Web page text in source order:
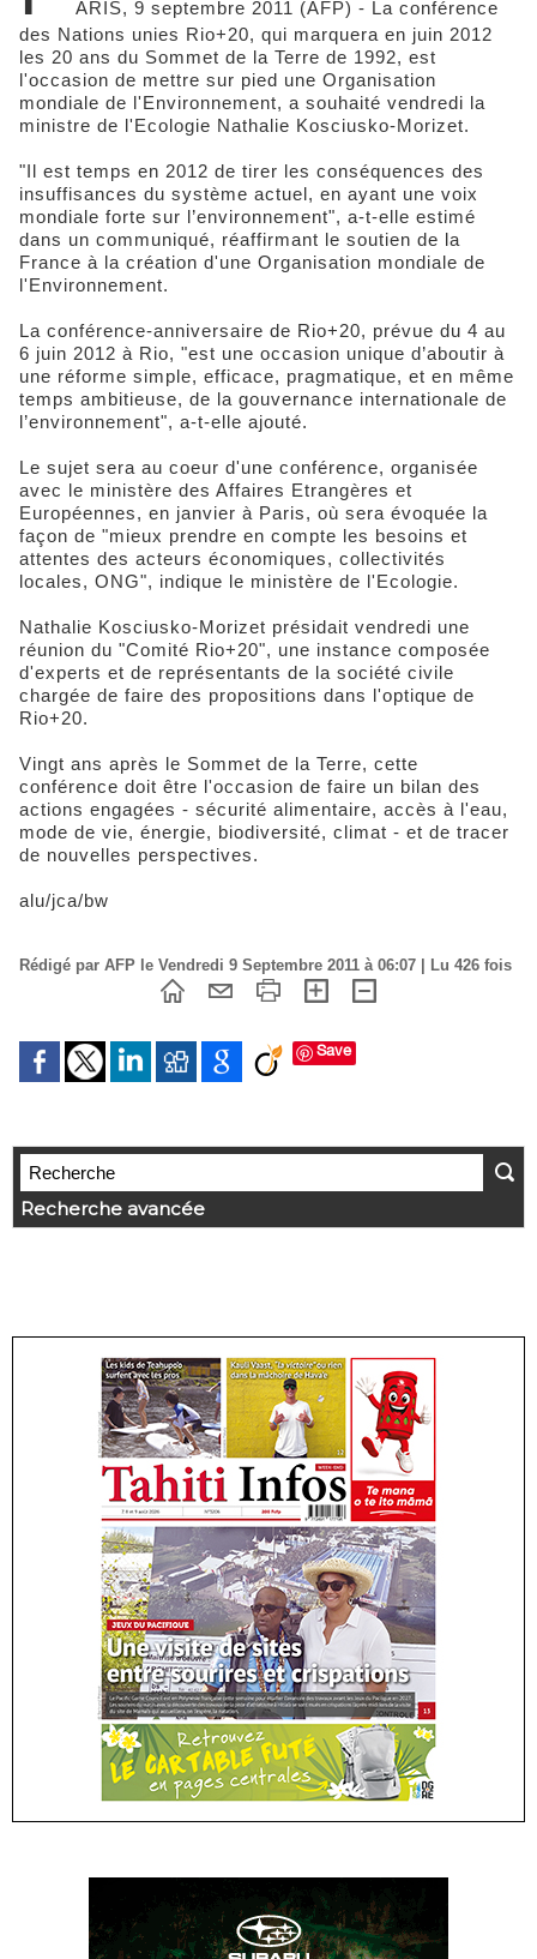
ARIS, 9 septembre 2011 (AFP) - La conférence
des Nations unies Rio+20, qui marquera en juin 2012
les 20 ans du Sommet de la Terre de 1992, est
l'occasion de mettre sur pied une Organisation
mondiale de l'Environnement, a souhaité vendredi la
ministre de l'Ecologie Nathalie Kosciusko-Morizet.
"Il est temps en 2012 de tirer les conséquences des
insuffisances du système actuel, en ayant une voix
mondiale forte sur l’environnement", a-t-elle estimé
dans un communiqué, réaffirmant le soutien de la
France à la création d'une Organisation mondiale de
l'Environnement.
La conférence-anniversaire de Rio+20, prévue du 4 au
6 juin 2012 à Rio, "est une occasion unique d’aboutir à
une réforme simple, efficace, pragmatique, et en même
temps ambitieuse, de la gouvernance internationale de
l’environnement", a-t-elle ajouté.
Le sujet sera au coeur d'une conférence, organisée
avec le ministère des Affaires Etrangères et
Européennes, en janvier à Paris, où sera évoquée la
façon de "mieux prendre en compte les besoins et
attentes des acteurs économiques, collectivités
locales, ONG", indique le ministère de l'Ecologie.
Nathalie Kosciusko-Morizet présidait vendredi une
réunion du "Comité Rio+20", une instance composée
d'experts et de représentants de la société civile
chargée de faire des propositions dans l'optique de
Rio+20.
Vingt ans après le Sommet de la Terre, cette
conférence doit être l'occasion de faire un bilan des
actions engagées - sécurité alimentaire, accès à l'eau,
mode de vie, énergie, biodiversité, climat - et de tracer
de nouvelles perspectives.
alu/jca/bw
Rédigé par AFP le Vendredi 9 Septembre 2011 à 06:07 | Lu 426 fois
Save
Recherche avancée